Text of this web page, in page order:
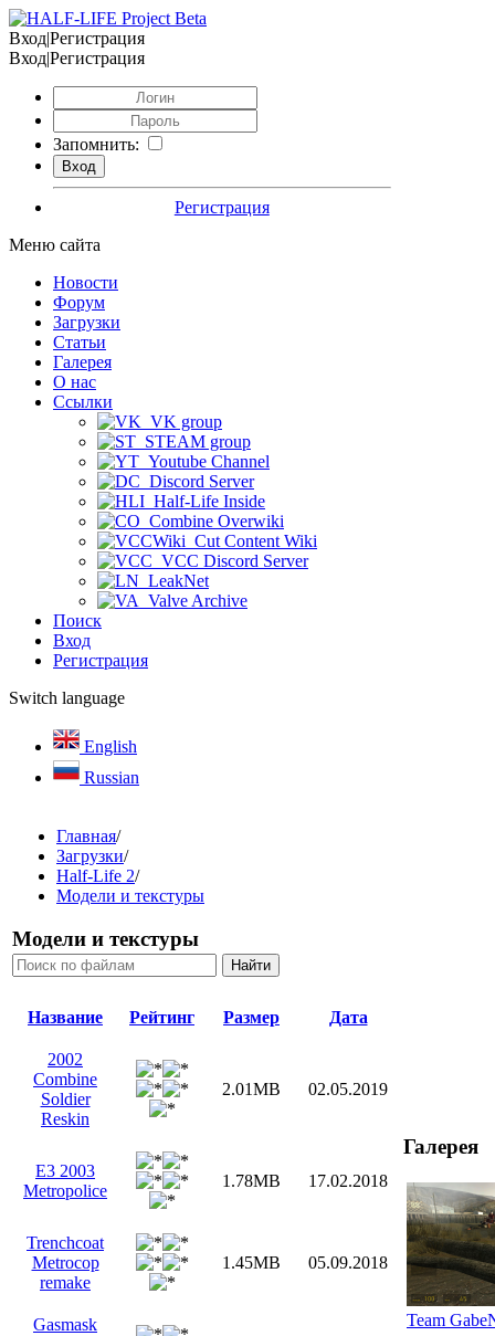
Вход|Регистрация
Вход|Регистрация
Запомнить:
Регистрация
Меню сайта
Новости
Форум
Загрузки
Статьи
Галерея
О нас
Ссылки
VK group
STEAM group
Youtube Channel
Discord Server
Half-Life Inside
Combine Overwiki
Cut Content Wiki
VCC Discord Server
LeakNet
Valve Archive
Поиск
Вход
Регистрация
Switch language
English
Russian
Главная/
Загрузки/
Half-Life 2/
Модели и текстуры
Модели и текстуры
Название Рейтинг Размер Дата
2002
Combine
Soldier
Reskin
2.01MB 02.05.2019
E3 2003
Metropolice
1.78MB 17.02.2018
Trenchcoat
Metrocop
remake
1.45MB 05.09.2018
Gasmask
Галерея
Team